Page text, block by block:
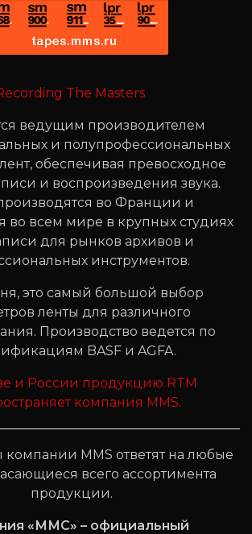
The Masters
ведущим производителем
и полупрофессиональных
обеспечивая превосходное
и воспроизведения звука.
во Франции и
во всем мире в крупных студиях
для рынков архивов и
инструментов.
это самый большой выбор
ленты для различного
Производство ведется по
BASF и AGFA.
и России продукцию RTM
компания MMS.
MMS ответят на любые
всего ассортимента
продукции.
«ММС» – официальный